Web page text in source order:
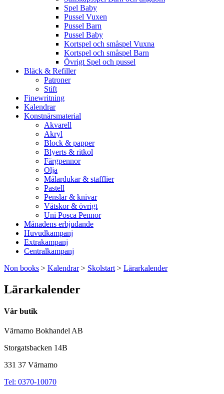
Spel Baby
Pussel Vuxen
Pussel Barn
Pussel Baby
Kortspel och småspel Vuxna
Kortspel och småspel Barn
Övrigt Spel och pussel
Bläck & Refiller
Patroner
Stift
Finewritning
Kalendrar
Konstnärsmaterial
Akvarell
Akryl
Block & papper
Blyerts & ritkol
Färgpennor
Olja
Målardukar & stafflier
Pastell
Penslar & knivar
Vätskor & övrigt
Uni Posca Pennor
Månadens erbjudande
Huvudkampanj
Extrakampanj
Centralkampanj
Non books > Kalendrar> Skolstart > Lärarkalender
Lärarkalender
Vår butik
Värnamo Bokhandel AB
Storgatsbacken 14B
331 37 Värnamo
Tel: 0370-10070